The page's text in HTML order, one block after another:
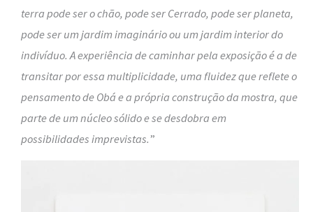
terra pode ser o chão, pode ser Cerrado, pode ser planeta,
pode ser um jardim imaginário ou um jardim interior do
indivíduo. A experiência de caminhar pela exposição é a de
transitar por essa multiplicidade, uma fluidez que reflete o
pensamento de Obá e a própria construção da mostra, que
parte de um núcleo sólido e se desdobra em
possibilidades imprevistas.”